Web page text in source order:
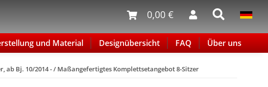
0,00 €
und Material Designübersicht FAQ Über uns
ab Bj. 10/2014 - / Maßangefertigtes Komplettsetangebot 8-Sitzer